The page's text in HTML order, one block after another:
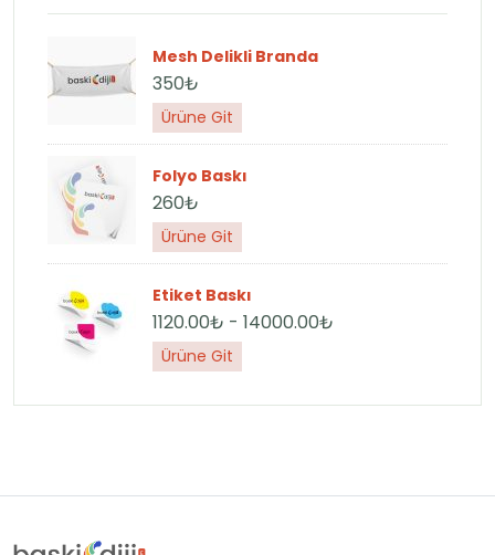
Mesh Delikli Branda
350₺
Ürüne Git
Folyo Baskı
260₺
Ürüne Git
Etiket Baskı
1120.00₺ - 14000.00₺
Ürüne Git